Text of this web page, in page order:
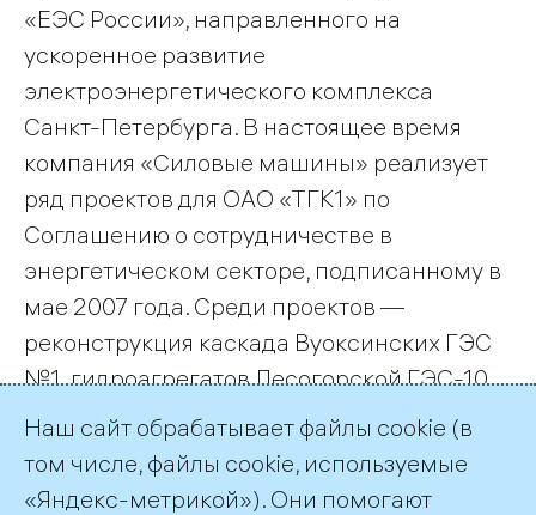
«ЕЭС России», направленного на
ускоренное развитие
электроэнергетического комплекса
Санкт-Петербурга. В настоящее время
компания «Силовые машины» реализует
ряд проектов для ОАО «ТГК1» по
Соглашению о сотрудничестве в
энергетическом секторе, подписанному в
мае 2007 года. Среди проектов —
реконструкция каскада Ву­оксинских ГЭС
№1, гидроагрегатов Лесогорской ГЭС-10,
Светогорской ГЭС-11 и Волховской ГЭС;
строительство парогазовых установок на
Первомайской ТЭЦ-14 и Южной ТЭЦ-22.
Наш сайт обрабатывает файлы cookie (в
том числе, файлы cookie, используемые
«Яндекс-метрикой»). Они помогают